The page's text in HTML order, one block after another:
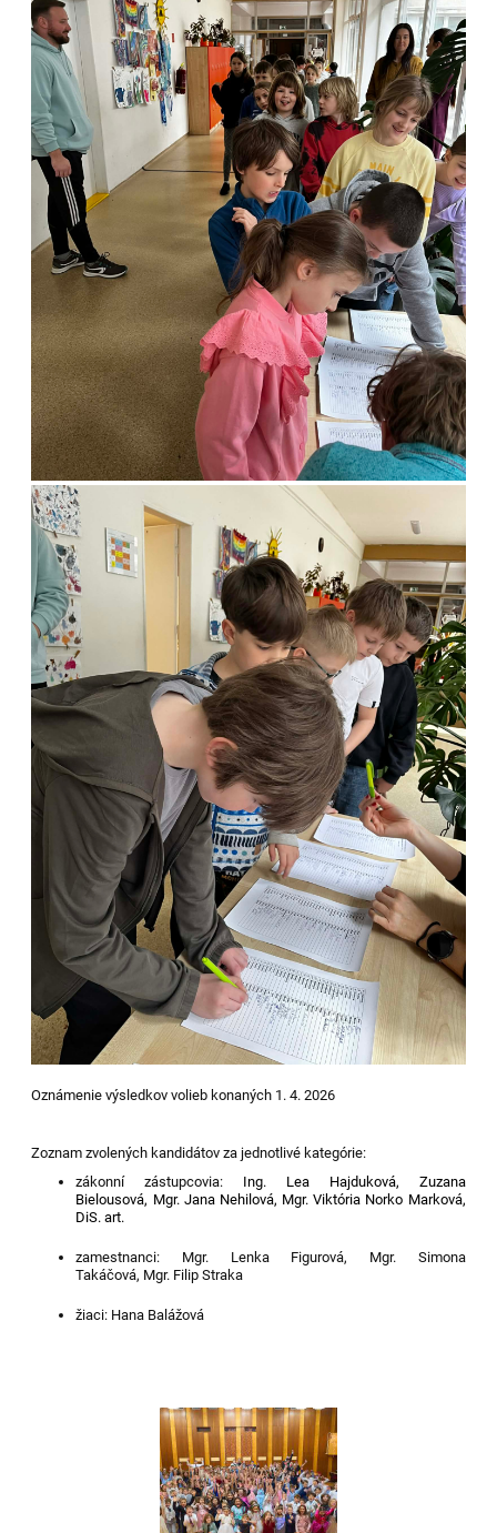
Oznámenie výsledkov volieb konaných 1. 4. 2026
Zoznam zvolených kandidátovza jednotlivé kategórie:
zákonní zástupcovia: Ing. Lea Hajduková, Zuzana
Bielousová, Mgr. Jana Nehilová, Mgr. Viktória Norko Marková,
DiS. art.
zamestnanci: Mgr. Lenka Figurová, Mgr. Simona
Takáčová, Mgr. Filip Straka
žiaci: Hana Balážová